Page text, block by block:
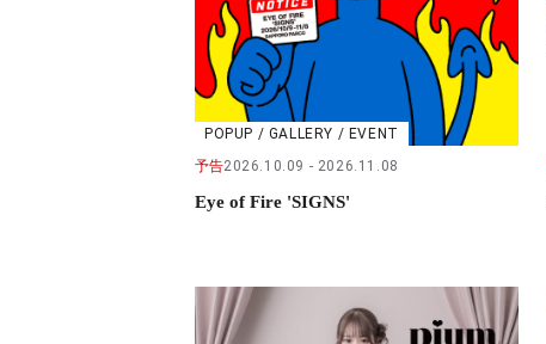
POPUP / GALLERY / EVENT
予告2026.10.09 2026.11.08
Eye of Fire 'SIGNS'